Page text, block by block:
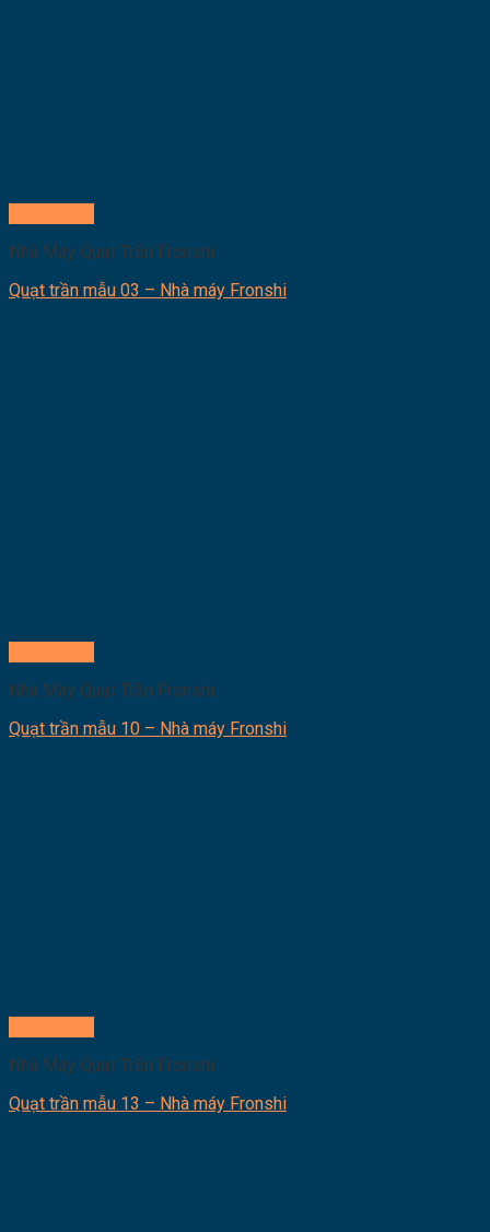
Nhà Máy Quạt Trần Fronshi
Quạt trần mẫu 03 – Nhà máy Fronshi
Nhà Máy Quạt Trần Fronshi
Quạt trần mẫu 10 – Nhà máy Fronshi
Nhà Máy Quạt Trần Fronshi
Quạt trần mẫu 13 – Nhà máy Fronshi